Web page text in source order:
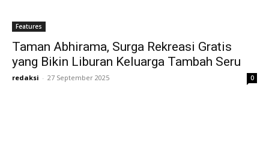
Features
Taman Abhirama, Surga Rekreasi Gratis
yang Bikin Liburan Keluarga Tambah Seru
redaksi - 27 September 2025 0